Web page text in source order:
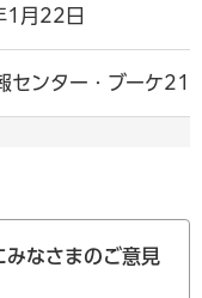
月22日
センター・ブーケ21
みなさまのご意見